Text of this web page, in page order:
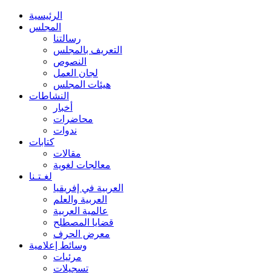
الرئيسية
المجلس
رسالتنا
التعريف بالمجلس
النصوص
لجان العمل
هيئات المجلس
النشاطات
أخبار
محاضرات
ندوات
كتابات
مقالات
معالجات لغوية
لغـتـنا
العربية في إفريقيا
العربية والعلم
عالمية العربية
قضايا المصطلح
معرض الحرف
وسائط إعلامية
مرئيات
تسجيلات